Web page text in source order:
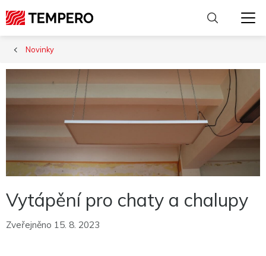
Novinky
Vytápění pro chaty a chalupy
Zveřejněno 15. 8. 2023